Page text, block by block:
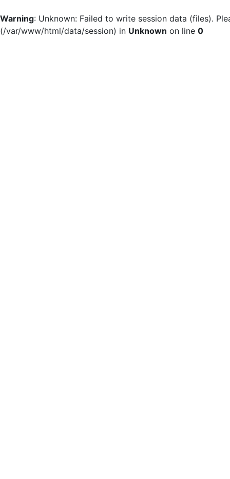
Warning: Unknown: Failed to write session data (files).
(/var/www/html/data/session) in Unknown on line 0